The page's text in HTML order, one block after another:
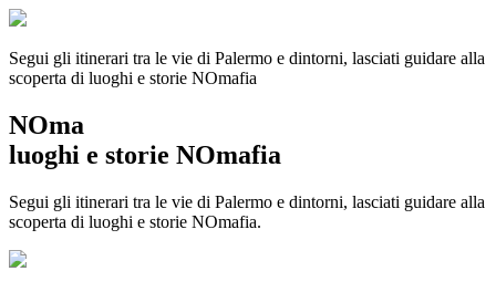
Segui gli itinerari tra le vie di Palermo e dintorni, lasciati guidare alla
scoperta di luoghi e storie NOmafia
NOma
luoghi e storie NOmafia
Segui gli itinerari tra le vie di Palermo e dintorni, lasciati guidare alla
scoperta di luoghi e storie NOmafia.